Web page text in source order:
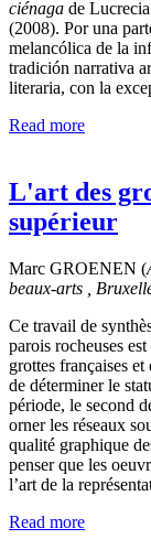
ciénaga de
(2008). Por una
melancólica de la
tradición narrativa
literaria, con la
Read more
L'art des
supérieur
Marc GROENEN (
beaux-arts ,
Ce travail de
parois rocheuses
grottes françaises
de déterminer le
période, le second
orner les réseaux
qualité graphique
penser que les
l’art de la
Read more